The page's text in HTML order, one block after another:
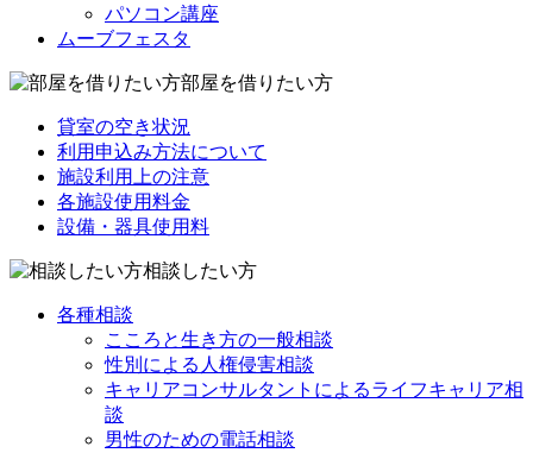
パソコン講座
ムーブフェスタ
部屋を借りたい方
貸室の空き状況
利用申込み方法について
施設利用上の注意
各施設使用料金
設備・器具使用料
相談したい方
各種相談
こころと生き方の一般相談
性別による人権侵害相談
キャリアコンサルタントによるライフキャリア相
談
男性のための電話相談